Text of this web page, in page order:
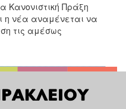
Κανονιστική Πράξη
η νέα αναμένεται να
τις αμέσως